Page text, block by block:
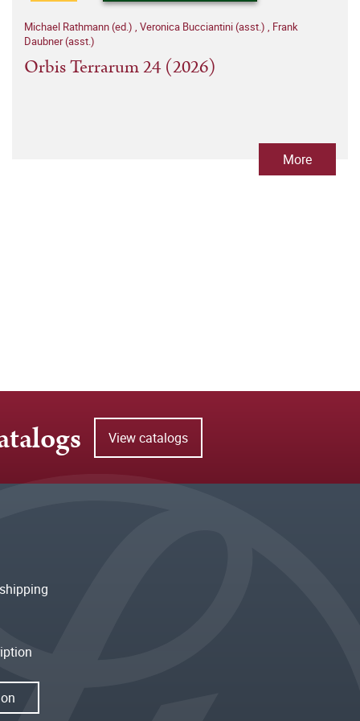
Michael Rathmann (ed.) , Veronica Bucciantini (asst.) , Frank
Daubner (asst.)
Orbis Terrarum 24 (2026)
More
View catalogs